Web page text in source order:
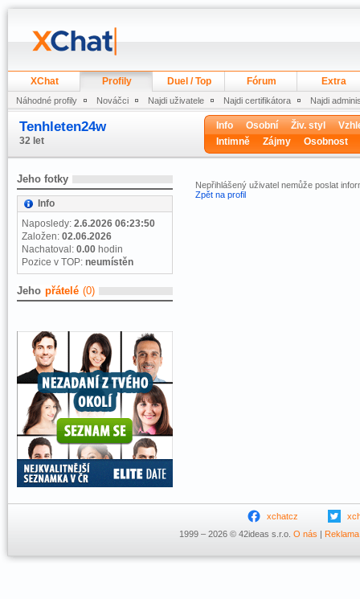
XChat Profily Duel / Top Fórum Extra
Náhodné profily Nováčci Najdi uživatele Najdi certifikátora Najdi
Tenhleten24w
32 let
Info Osobní Živ. styl
Intimně
Zájmy Osobnost
Jeho fotky
Info
Naposledy: 2.6.2026 06:23:50
Založen: 02.06.2026
Nachatoval: 0.00 hodin
Pozice v TOP: neumístěn
Jeho přátelé (0)
Nepřihlášený uživatel nemůže poslat
Zpět na profil
xchatcz
1999 – 2026 © 42ideas s.r.o. O nás | Reklama